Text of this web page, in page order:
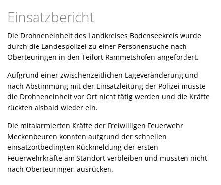
Einsatzbericht
Die Drohneneinheit des Landkreises Bodenseekreis wurde
durch die Landespolizei zu einer Personensuche nach
Oberteuringen in den Teilort Rammetshofen angefordert.
Aufgrund einer zwischenzeitlichen Lageveränderung und
nach Abstimmung mit der Einsatzleitung der Polizei musste
die Drohneneinheit vor Ort nicht tätig werden und die Kräfte
rückten alsbald wieder ein.
Die mitalarmierten Kräfte der Freiwilligen Feuerwehr
Meckenbeuren konnten aufgrund der schnellen
einsatzortbedingten Rückmeldung der ersten
Feuerwehrkräfte am Standort verbleiben und mussten nicht
nach Oberteuringen ausrücken.